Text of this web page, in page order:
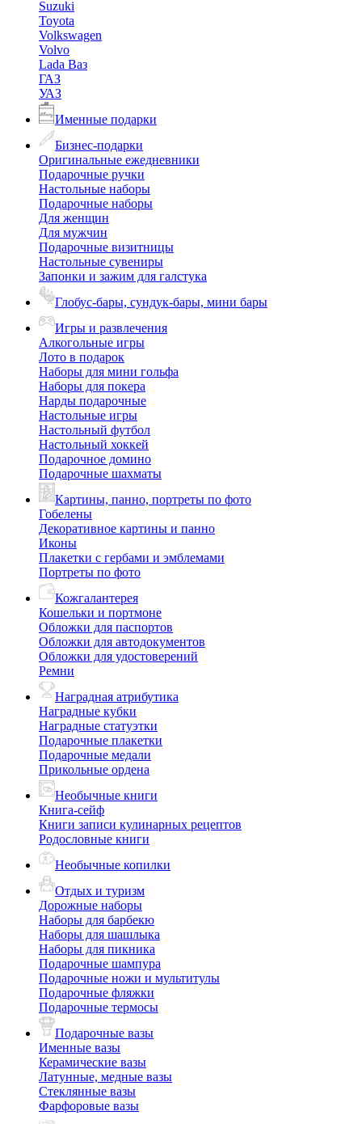
Suzuki
Toyota
Volkswagen
Volvo
Lada Ваз
ГАЗ
УАЗ
Именные подарки
Бизнес-подарки
Оригинальные ежедневники
Подарочные ручки
Настольные наборы
Подарочные наборы
Для женщин
Для мужчин
Подарочные визитницы
Настольные сувениры
Запонки и зажим для галстука
Глобус-бары, сундук-бары, мини бары
Игры и развлечения
Алкогольные игры
Лото в подарок
Наборы для мини гольфа
Наборы для покера
Нарды подарочные
Настольные игры
Настольный футбол
Настольный хоккей
Подарочное домино
Подарочные шахматы
Картины, панно, портреты по фото
Гобелены
Декоративное картины и панно
Иконы
Плакетки с гербами и эмблемами
Портреты по фото
Кожгалантерея
Кошельки и портмоне
Обложки для паспортов
Обложки для автодокументов
Обложки для удостоверений
Ремни
Наградная атрибутика
Наградные кубки
Наградные статуэтки
Подарочные плакетки
Подарочные медали
Прикольные ордена
Необычные книги
Книга-сейф
Книги записи кулинарных рецептов
Родословные книги
Необычные копилки
Отдых и туризм
Дорожные наборы
Наборы для барбекю
Наборы для шашлыка
Наборы для пикника
Подарочные шампура
Подарочные ножи и мультитулы
Подарочные фляжки
Подарочные термосы
Подарочные вазы
Именные вазы
Керамические вазы
Латунные, медные вазы
Стеклянные вазы
Фарфоровые вазы